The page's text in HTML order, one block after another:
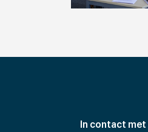
In contact met